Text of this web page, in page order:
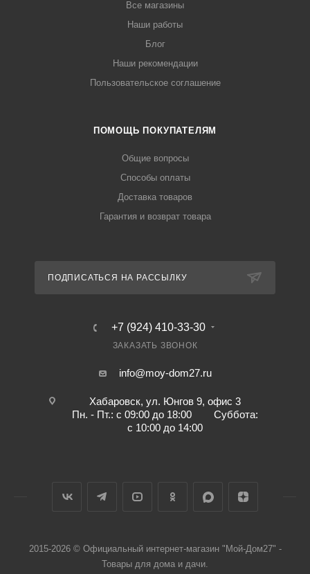
Все магазины
Наши работы
Блог
Наши рекомендации
Пользовательское соглашение
ПОМОЩЬ ПОКУПАТЕЛЯМ
Общие вопросы
Способы оплаты
Доставка товаров
Гарантия и возврат товара
ПОДПИСАТЬСЯ НА РАССЫЛКУ
+7 (924) 410-33-30
ЗАКАЗАТЬ ЗВОНОК
info@moy-dom27.ru
Хабаровск, ул. Юнгов 9, офис 3
Пн. - Пт.: с 09:00 до 18:00 Суббота:
с 10:00 до 14:00
2015-2026 © Официальный интернет-магазин "Мой-Дом27" -
Товары для дома и дачи.